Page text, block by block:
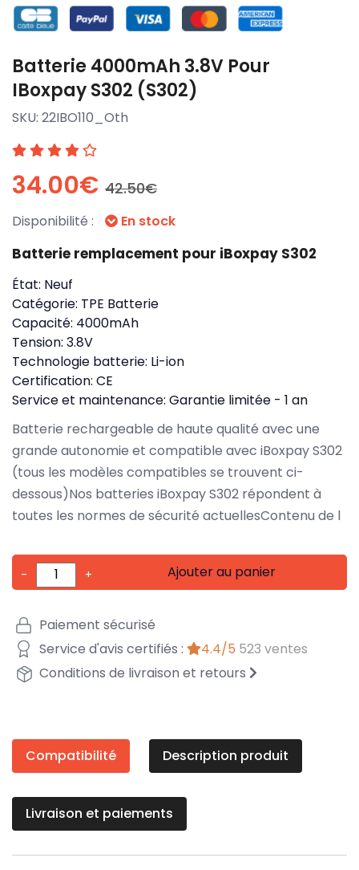
Batterie 4000mAh 3.8V Pour
IBoxpay S302 (S302)
SKU: 22IBO110_Oth
34.00€ 42.50€
Disponibilité : En stock
Batterie remplacement pour iBoxpay S302
État: Neuf
Catégorie: TPE Batterie
Capacité: 4000mAh
Tension: 3.8V
Technologie batterie: Li-ion
Certification: CE
Service et maintenance: Garantie limitée - 1 an
Batterie rechargeable de haute qualité avec une
grande autonomie et compatible avec iBoxpay S302
(tous les modèles compatibles se trouvent ci-
dessous)Nos batteries iBoxpay S302 répondent à
toutes les normes de sécurité actuellesContenu de l
- + Ajouter au panier
Paiement sécurisé
Service d'avis certifiés :
4.4/5 523 ventes
Conditions de livraison et retours
Compatibilité Description produit
Livraison et paiements